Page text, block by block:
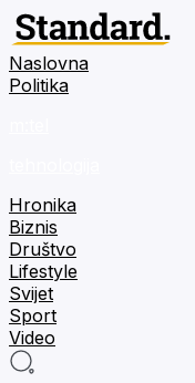
Naslovna
Politika
Hronika
Biznis
Društvo
Lifestyle
Svijet
Sport
Video